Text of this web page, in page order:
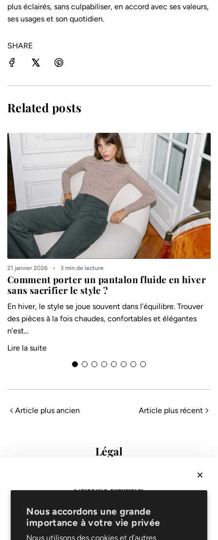
Nous accordons une grande
importance à votre vie privée
Nous utilisons des cookies et d’autres
plus éclairés, sans culpabiliser, en accord avec ses valeurs,
ses usages et son quotidien.
SHARE
Related posts
21 janvier 2026 3 min de lecture
Comment porter un pantalon fluide en hiver
sans sacrifier le style ?
En hiver, le style se joue souvent dans l’équilibre. Trouver
des pièces à la fois chaudes, confortables et élégantes
n’est...
Lire la suite
Article plus ancien Article plus récent
Légal
Mentions légales
Support
Livraison et retours
Service de réparation
NEWSLETTER
Recevez 10% sur votre 1ère commande
premiers informés de nouveautés et promotions !